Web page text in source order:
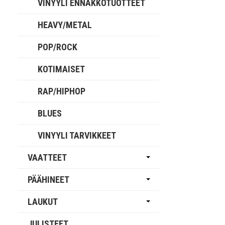
VINYYLI ENNAKKOTUOTTEET
HEAVY/METAL
POP/ROCK
KOTIMAISET
RAP/HIPHOP
BLUES
VINYYLI TARVIKKEET
VAATTEET
PÄÄHINEET
LAUKUT